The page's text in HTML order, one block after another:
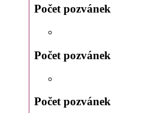
Počet pozvánek
Počet pozvánek
Počet pozvánek